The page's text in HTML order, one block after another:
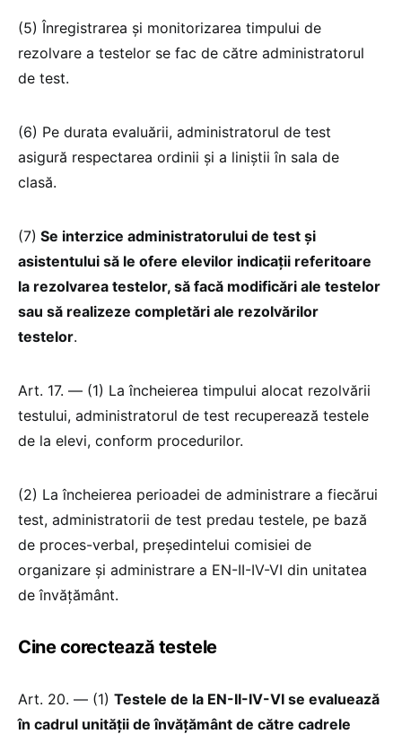
(5) Înregistrarea și monitorizarea timpului de
rezolvare a testelor se fac de către administratorul
de test.
(6) Pe durata evaluării, administratorul de test
asigură respectarea ordinii și a liniștii în sala de
clasă.
(7) Se interzice administratorului de test și
asistentului să le ofere elevilor indicații referitoare
la rezolvarea testelor, să facă modificări ale testelor
sau să realizeze completări ale rezolvărilor
testelor.
Art. 17. — (1) La încheierea timpului alocat rezolvării
testului, administratorul de test recuperează testele
de la elevi, conform procedurilor.
(2) La încheierea perioadei de administrare a fiecărui
test, administratorii de test predau testele, pe bază
de proces-verbal, președintelui comisiei de
organizare și administrare a EN-II-IV-VI din unitatea
de învățământ.
Cine corectează testele
Art. 20. — (1) Testele de la EN-II-IV-VI se evaluează
în cadrul unității de învățământ de către cadrele